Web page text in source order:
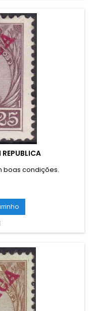
boas condições.